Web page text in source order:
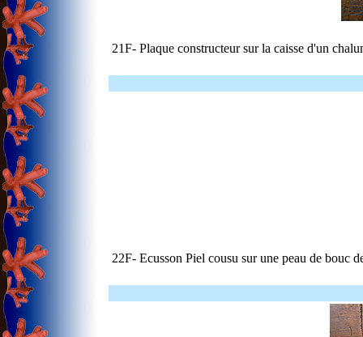
21F- Plaque constructeur sur la caisse d'un
22F- Ecusson Piel cousu sur une peau de bouc